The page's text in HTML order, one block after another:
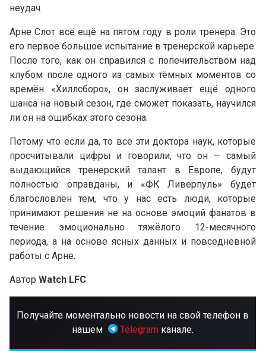
неудач.
Арне Слот всё ещё на пятом году в роли тренера. Это
его первое большое испытание в тренерской карьере.
После того, как он справился с попечительством над
клубом после одного из самых тёмных моментов со
времён «Хиллсборо», он заслуживает ещё одного
шанса на новый сезон, где сможет показать, научился
ли он на ошибках этого сезона.
Потому что если да, то все эти доктора наук, которые
просчитывали цифры и говорили, что он — самый
выдающийся тренерский талант в Европе, будут
полностью оправданы, и «ФК Ливерпуль» будет
благословлён тем, что у нас есть люди, которые
принимают решения не на основе эмоций фанатов в
течение эмоционально тяжёлого 12-месячного
периода, а на основе ясных данных и повседневной
работы с Арне.
Автор Watch LFC
Получайте моментально новости на свой телефон в
нашем
Telegram канале.